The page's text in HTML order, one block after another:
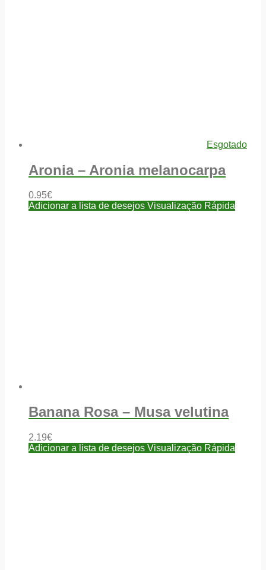
Esgotado
Aronia – Aronia melanocarpa
0.95€
Adicionar a lista de desejos Visualização Rápida
Banana Rosa – Musa velutina
2.19€
Adicionar a lista de desejos Visualização Rápida